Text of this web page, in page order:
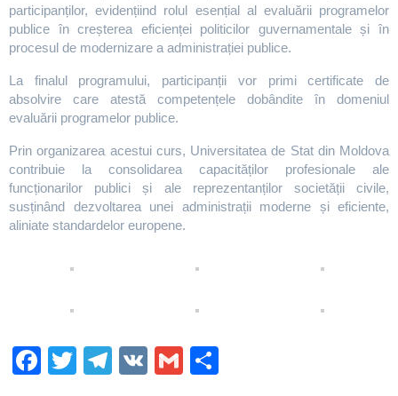
participanților, evidențiind rolul esențial al evaluării programelor
publice în creșterea eficienței politicilor guvernamentale și în
procesul de modernizare a administrației publice.
La finalul programului, participanții vor primi certificate de
absolvire care atestă competențele dobândite în domeniul
evaluării programelor publice.
Prin organizarea acestui curs, Universitatea de Stat din Moldova
contribuie la consolidarea capacităților profesionale ale
funcționarilor publici și ale reprezentanților societății civile,
susținând dezvoltarea unei administrații moderne și eficiente,
aliniate standardelor europene.
Fa T Te V G